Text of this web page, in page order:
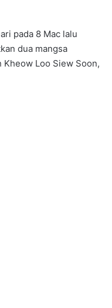
pada 8 Mac lalu
dua mangsa
Loo Siew Soon,